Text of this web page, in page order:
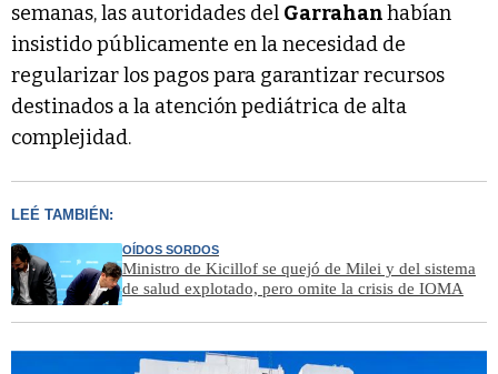
semanas, las autoridades del Garrahanhabían
insistido públicamente en la necesidad de
regularizar los pagos para garantizar recursos
destinados a la atención pediátrica de alta
complejidad.
LEÉ TAMBIÉN:
OÍDOS SORDOS
Ministro de Kicillof se quejó de Milei y del sistema
de salud explotado, pero omite la crisis de IOMA